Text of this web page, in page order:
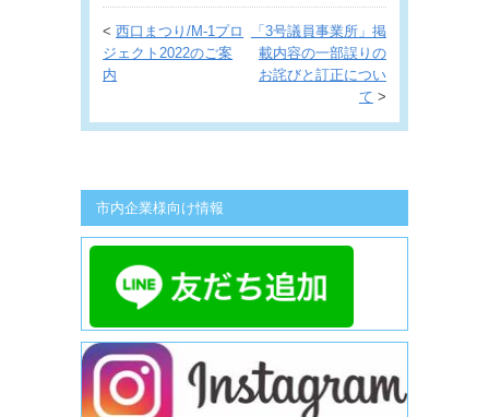
< 西口まつり/M-1プロ
ジェクト2022のご案
内
「3号議員事業所」掲
載内容の一部誤りの
お詫びと訂正につい
て >
市内企業様向け情報